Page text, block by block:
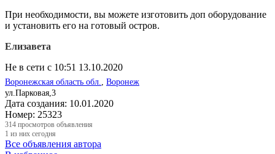
При необходимости, вы можете изготовить доп оборудование
и установить его на готовый остров.
Елизавета
Не в сети с 10:51 13.10.2020
Воронежская область обл.
Воронеж
ул.Парковая,3
Дата создания: 10.01.2020
Номер: 25323
314 просмотров объявления
1 из них сегодня
Все объявления автора